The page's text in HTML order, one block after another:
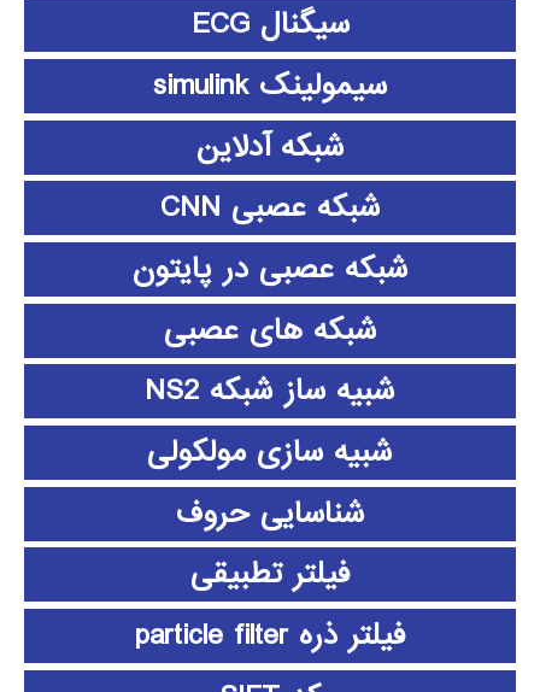
سیگنال ECG
سیمولینک simulink
شبکه آدلاین
شبکه عصبی CNN
شبکه عصبی در پایتون
شبکه های عصبی
شبیه ساز شبکه NS2
شبیه سازی مولکولی
شناسایی حروف
فیلتر تطبیقی
فیلتر ذره particle filter